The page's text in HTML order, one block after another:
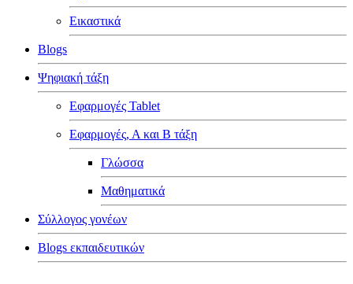
Εικαστικά
Blogs
Ψηφιακή τάξη
Εφαρμογές Tablet
Εφαρμογές, Α και Β τάξη
Γλώσσα
Μαθηματικά
Σύλλογος γονέων
Blogs εκπαιδευτικών